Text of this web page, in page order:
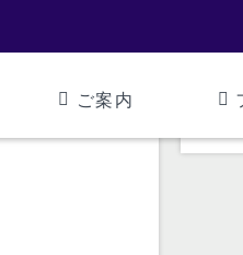
ご案内